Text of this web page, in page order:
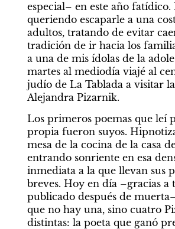
especial– en este año fatídico.
queriendo escaparle a una
adultos, tratando de evitar
tradición de ir hacia los
a una de mis ídolas de la
martes al mediodía viajé al
judío de La Tablada a visitar
Alejandra Pizarnik.
Los primeros poemas que leí
propia fueron suyos.
mesa de la cocina de la casa
entrando sonriente en esa
inmediata a la que llevan sus
breves. Hoy en día –gracias a
publicado después de
que no hay una, sino cuatro
distintas: la poeta que ganó